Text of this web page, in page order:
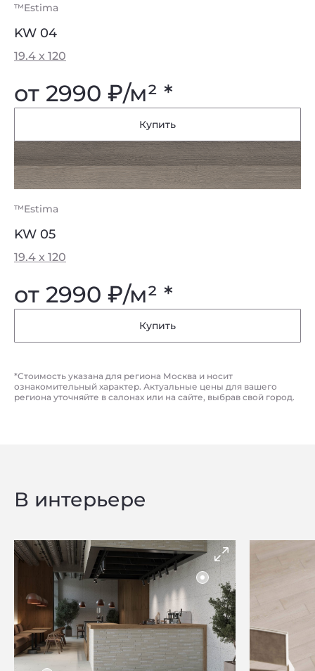
™Estima
KW 04
19.4 x 120
от 2990 ₽/м² *
Купить
™Estima
KW 05
19.4 x 120
от 2990 ₽/м² *
Купить
*Стоимость указана для региона Москва и носит
ознакомительный характер. Актуальные цены для вашего
региона уточняйте в салонах или на сайте, выбрав свой город.
В интерьере